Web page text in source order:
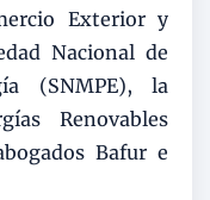
Exterior y
Nacional de
(SNMPE), la
Renovables
Bafur e